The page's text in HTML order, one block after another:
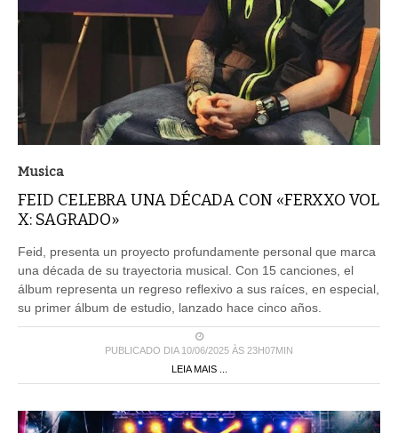
Musica
FEID CELEBRA UNA DÉCADA CON «FERXXO VOL
X: SAGRADO»
Feid, presenta un proyecto profundamente personal que marca
una década de su trayectoria musical. Con 15 canciones, el
álbum representa un regreso reflexivo a sus raíces, en especial,
su primer álbum de estudio, lanzado hace cinco años.
PUBLICADO DIA 10/06/2025 ÀS 23H07MIN
LEIA MAIS ...